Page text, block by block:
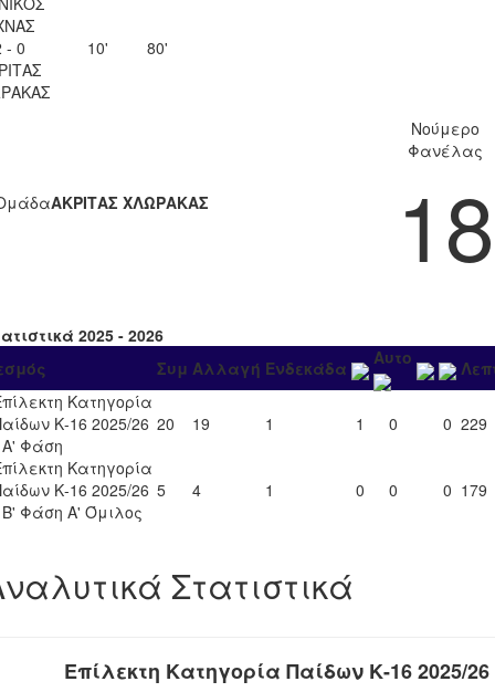
- 0
10' 80'
ΑΚΡΙΤΑΣ ΧΛΩΡΑΚΑΣ
Νούμερο
Φανέλας
18
2025 - 2026
Συμ Αλλαγή Ενδεκάδα Αυτο
Κατηγορία
Κ-16 2025/26
Φάση
20 19 1 1 0 0 229
Κατηγορία
Κ-16 2025/26
Φάση Α' Όμιλος
5 4 1 0 0 0 179
Στατιστικά
Επίλεκτη Κατηγορία Παίδων Κ-16 2025/26